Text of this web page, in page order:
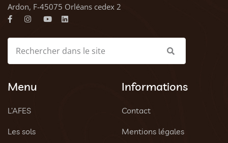
Ardon, F-45075 Orléans cedex 2
Menu
L’AFES
Les sols
Informations
Contact
Mentions légales